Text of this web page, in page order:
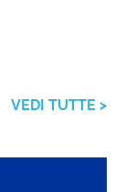
VEDI TUTTE >